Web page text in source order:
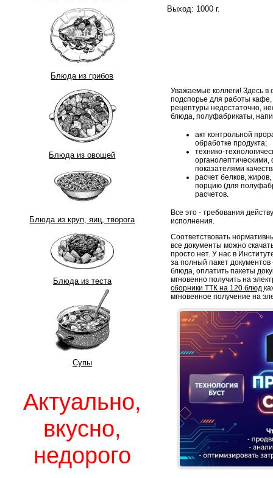
Блюда из грибов
Блюда из овощей
Блюда из круп, яиц, творога
Блюда из теста
Супы
Актуально,
вкусно,
недорого
Выход: 1000 г.
Уважаемые коллеги! Здесь
подспорье для работы
рецептуры недостаточно,
блюда, полуфабрикаты,
акт контрольной
обработке продукта;
технико-
показателями
расчет белков,
порцию (для
расчетов.
Все это - требования
исполнения.
Соответствовать
все документы можно
просто нет. У нас в
за полный пакет документов
блюда, оплатить пакеты
мгновенно получить на
сборники ТТК на 120 блюд
мгновенное получение на